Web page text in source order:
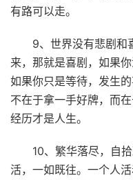
有路可以走。
9、世界没有悲剧和
来，那就是喜剧，如果
如果你只是等待，发生
不在于拿一手好牌，而
经历才是人生。
10、繁华落尽，自
活，一如既往。一个人